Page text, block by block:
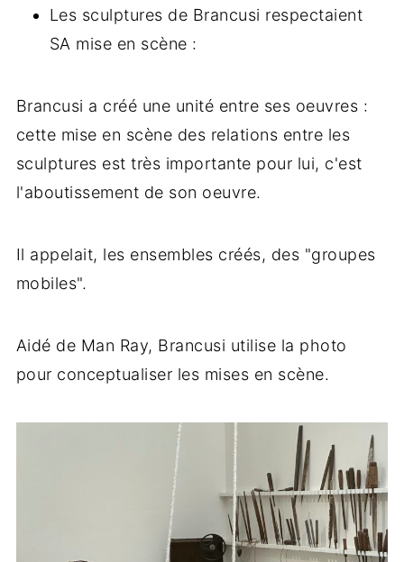
Les sculptures de Brancusi respectaient
SA mise en scène :
Brancusi a créé une unité entre ses oeuvres :
cette mise en scène des relations entre les
sculptures est très importante pour lui, c'est
l'aboutissement de son oeuvre.
Il appelait, les ensembles créés, des "groupes
mobiles".
Aidé de Man Ray, Brancusi utilise la photo
pour conceptualiser les mises en scène.